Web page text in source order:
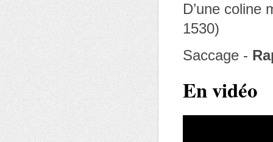
D’une coline
1530)
Saccage -
En vidéo